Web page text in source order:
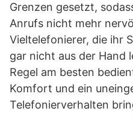
Grenzen gesetzt,
Anrufs nicht mehr
Vieltelefonierer, die ihr
gar nicht aus der Hand
Regel am besten
Komfort und ein
Telefonierverhalten